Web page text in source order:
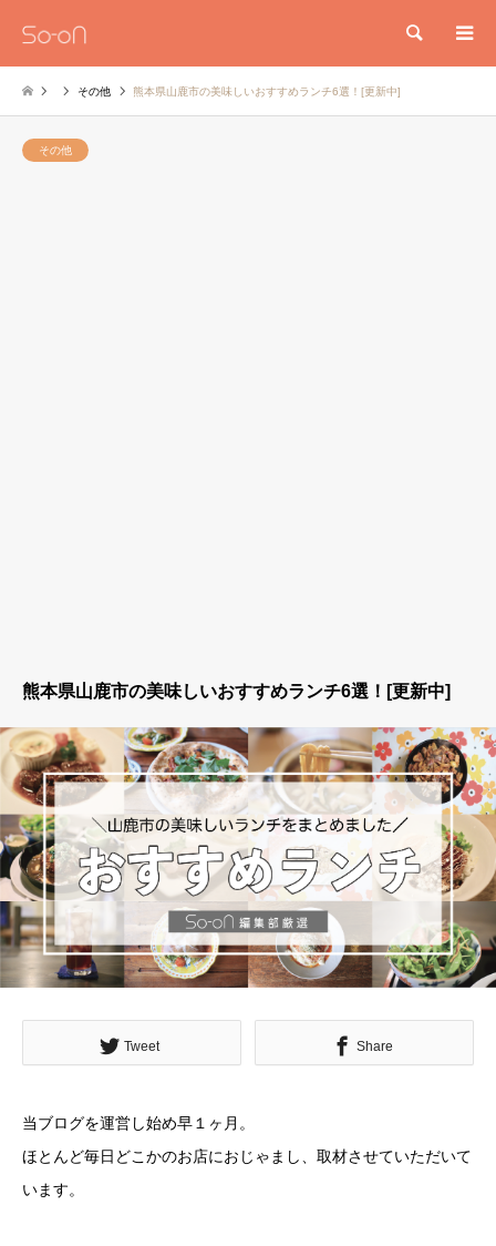
検索
その他 熊本県山鹿市の美味しいおすすめランチ6選！[更新中]
その他
熊本県山鹿市の美味しいおすすめランチ6選！[更新中]
Tweet Share
当ブログを運営し始め早１ヶ月。
ほとんど毎日どこかのお店におじゃまし、取材させていただいて
います。